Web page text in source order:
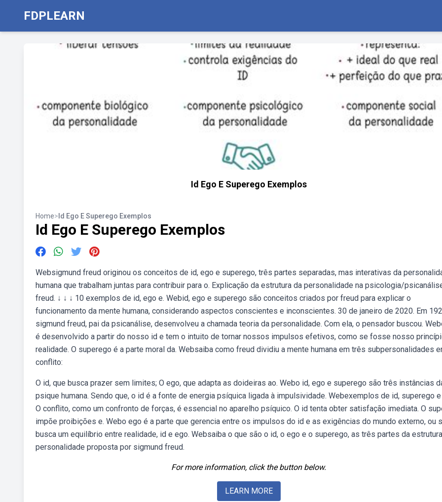
FDPLEARN
Id Ego E Superego Exemplos
Home> Id Ego E Superego Exemplos
Id Ego E Superego Exemplos
Websigmund freud originou os conceitos de id, ego e superego, três partes separadas, mas interativas da
humana que trabalham juntas para contribuir para o. Explicação da estrutura da personalidade na psicologia/
freud. ↓ ↓ ↓ 10 exemplos de id, ego e. Webid, ego e superego são conceitos criados por freud para explicar o
funcionamento da mente humana, considerando aspectos conscientes e inconscientes. 30 de janeiro de 2020. Em
sigmund freud, pai da psicanálise, desenvolveu a chamada teoria da personalidade. Com ela, o pensador buscou.
é desenvolvido a partir do nosso id e tem o intuito de tornar nossos impulsos efetivos, como se fosse nosso
realidade. O superego é a parte moral da. Websaiba como freud dividiu a mente humana em três subpersonalidades
conflito:
O id, que busca prazer sem limites; O ego, que adapta as doideiras ao. Webo id, ego e superego são três instâncias
psique humana. Sendo que, o id é a fonte de energia psíquica ligada à impulsividade. Webexemplos de id, superego
O conflito, como um confronto de forças, é essencial no aparelho psíquico. O id tenta obter satisfação imediata. O
impõe proibições e. Webo ego é a parte que gerencia entre os impulsos do id e as exigências do mundo externo, ou
busca um equilíbrio entre realidade, id e ego. Websaiba o que são o id, o ego e o superego, as três partes da
personalidade proposta por sigmund freud.
For more information, click the button below.
LEARN MORE